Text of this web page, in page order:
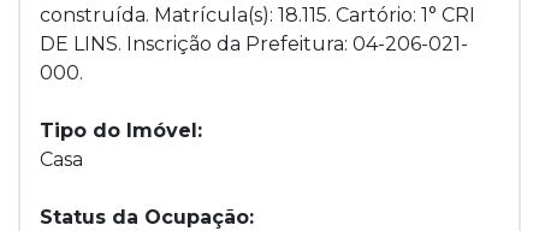
construída. Matrícula(s): 18.115. Cartório: 1° CRI
DE LINS. Inscrição da Prefeitura: 04-206-021-
000.
Tipo do Imóvel:
Casa
Status da Ocupação: